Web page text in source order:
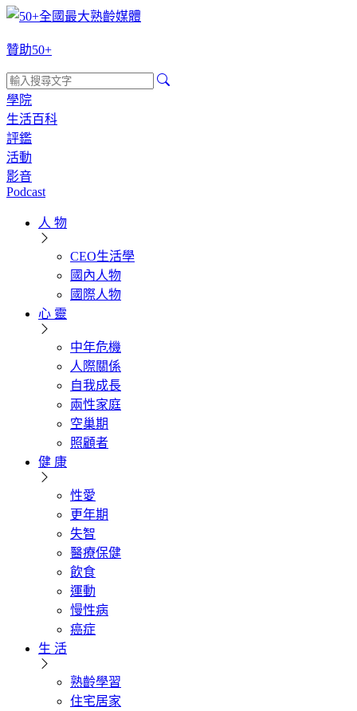
贊助50+
學院
生活百科
評鑑
活動
影音
Podcast
人 物
CEO生活學
國內人物
國際人物
心 靈
中年危機
人際關係
自我成長
兩性家庭
空巢期
照顧者
健 康
性愛
更年期
失智
醫療保健
飲食
運動
慢性病
癌症
生 活
熟齡學習
住宅居家